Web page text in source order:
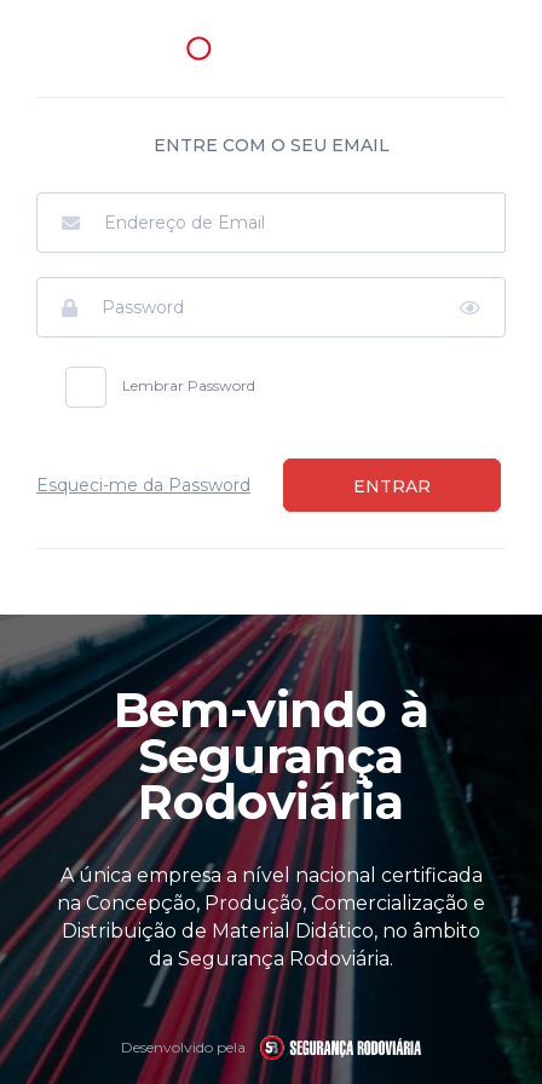
Bem-vindo à
Segurança
Rodoviária
A única empresa a nível nacional certificada
na Concepção, Produção, Comercialização e
Distribuição de Material Didático, no âmbito
da Segurança Rodoviária.
Desenvolvido pela
ENTRE COM O SEU EMAIL
Lembrar Password
Esqueci-me da Password ENTRAR